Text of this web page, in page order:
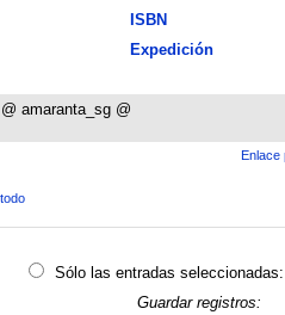
ISBN
Expedición
amaranta_sg @
Enlace
Sólo las entradas seleccionadas:
Guardar registros: